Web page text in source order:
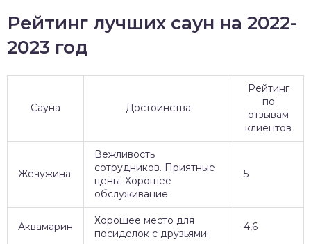
Рейтинг лучших саун на 2022-
2023 год
Сауна Достоинства
Рейтинг
по
отзывам
клиентов
Жечужина
Вежливость
сотрудников. Приятные
цены. Хорошее
обслуживание
5
Аквамарин
Хорошее место для
посиделок с друзьями.
4,6